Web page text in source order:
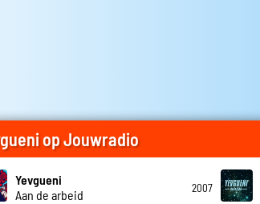
op Jouwradio
Yevgueni
Aan de arbeid
2007